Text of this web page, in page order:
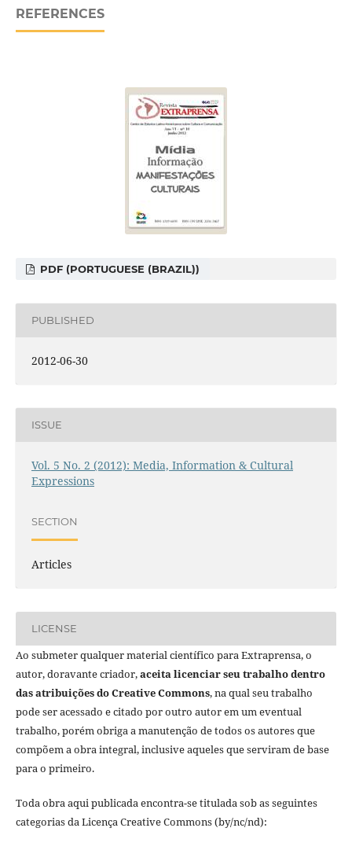
REFERENCES
PDF (PORTUGUESE (BRAZIL))
PUBLISHED
2012-06-30
ISSUE
Vol. 5 No. 2 (2012): Media, Information & Cultural
Expressions
SECTION
Articles
LICENSE
Ao submeter qualquer material científico para Extraprensa, o
autor, doravante criador,aceita licenciar seu trabalho dentro
das atribuições do Creative Commons, na qual seu trabalho
pode ser acessado e citado por outro autor em um eventual
trabalho, porém obriga a manutenção de todos os autores que
compõem a obra integral, inclusive aqueles que serviram de base
para o primeiro.
Toda obra aqui publicada encontra-se titulada sob as seguintes
categorias da Licença Creative Commons (by/nc/nd):